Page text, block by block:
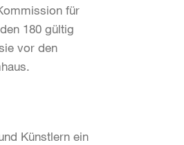
für
180 gültig
vor den
Künstlern ein